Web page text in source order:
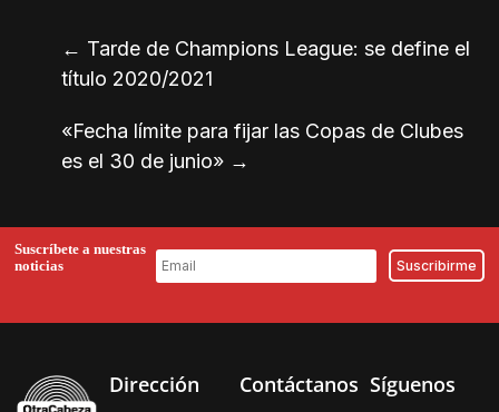
← Tarde de Champions League: se define el
título 2020/2021
«Fecha límite para fijar las Copas de Clubes
es el 30 de junio» →
Suscríbete a nuestras
noticias
Dirección Contáctanos Síguenos